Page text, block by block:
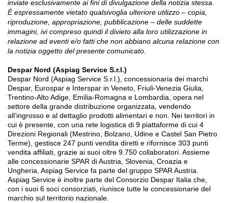
inviate esclusivamente ai fini di divulgazione della notizia stessa.
È espressamente vietato qualsivoglia ulteriore utilizzo – copia,
riproduzione, appropriazione, pubblicazione – delle suddette
immagini, ivi compreso quindi il divieto alla loro utilizzazione in
relazione ad eventi e/o fatti che non abbiano alcuna relazione con
la notizia oggetto del presente comunicato.
Despar Nord (Aspiag Service S.r.l.)
Despar Nord (Aspiag Service S.r.l.), concessionaria dei marchi
Despar, Eurospar e Interspar in Veneto, Friuli-Venezia Giulia,
Trentino-Alto Adige, Emilia-Romagna e Lombardia, opera nel
settore della grande distribuzione organizzata, vendendo
all’ingrosso e al dettaglio prodotti alimentari e non. Nei territori in
cui è presente, con una rete logistica di 9 piattaforme di cui 4
Direzioni Regionali (Mestrino, Bolzano, Udine e Castel San Pietro
Terme), gestisce 247 punti vendita diretti e rifornisce 303 punti
vendita affiliati, grazie ai suoi oltre 9.750 collaboratori. Assieme
alle concessionarie SPAR di Austria, Slovenia, Croazia e
Ungheria, Aspiag Service fa parte del gruppo SPAR Austria.
Aspiag Service è inoltre parte del Consorzio Despar Italia che,
con i suoi 6 soci consorziati, riunisce tutte le concessionarie del
marchio sul territorio nazionale.